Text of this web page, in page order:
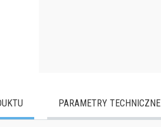
PARAMETRY TECHNICZNE